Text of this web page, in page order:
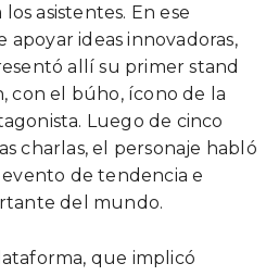
asistentes. En ese
apoyar ideas innovadoras,
allí su primer stand
con el búho, ícono de la
Luego de cinco
charlas, el personaje habló
de tendencia e
del mundo.
que implicó